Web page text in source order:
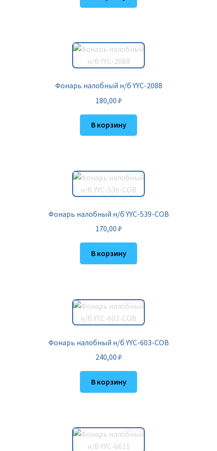
Фонарь налобный н/б YYC-2088
180,00 ₽
В корзину
Фонарь налобный н/б YYC-539-COB
170,00 ₽
В корзину
Фонарь налобный н/б YYC-603-COB
240,00 ₽
В корзину